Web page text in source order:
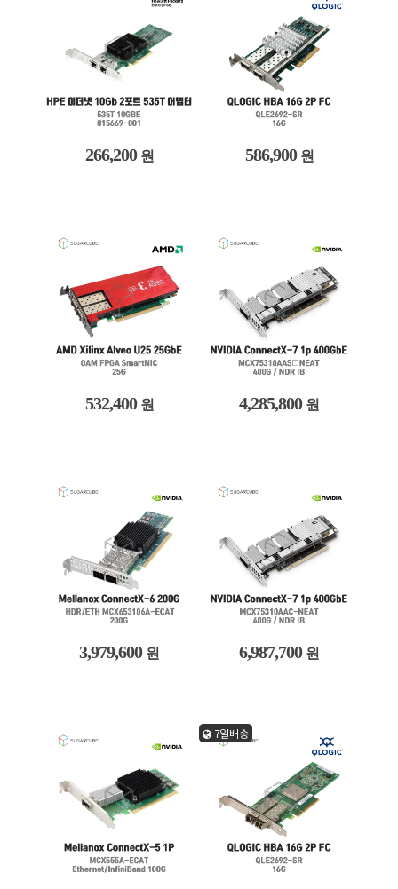
266,200 원 586,900 원
532,400 원 4,285,800 원
3,979,600 원 6,987,700 원
7일배송